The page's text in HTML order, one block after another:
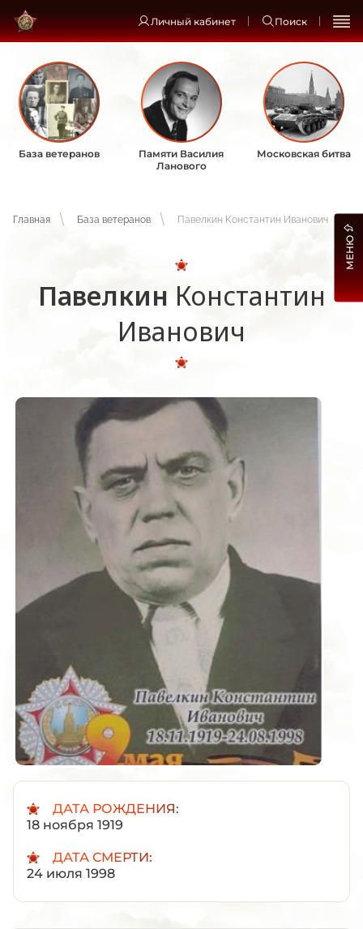
Личный кабинет Поиск
База ветеранов
Памяти Василия
Ланового
Московская битва
Главная База ветеранов Павелкин Константин Иванович
Павелкин Константин
Иванович
ДАТА РОЖДЕНИЯ:
18 ноября 1919
ДАТА СМЕРТИ:
24 июля 1998
МЕНЮ